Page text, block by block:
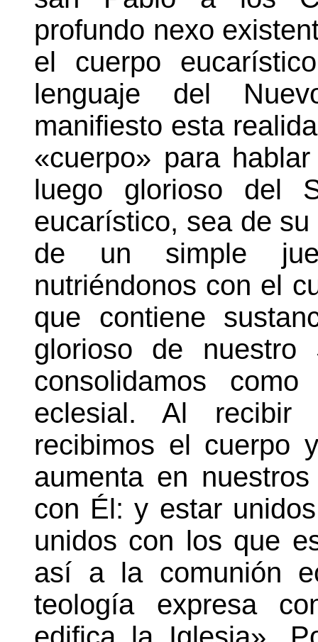
profundo nexo
el cuerpo
lenguaje del
manifiesto esta
«cuerpo» para
luego glorioso del
eucarístico, sea de
de un simple
nutriéndonos con el
que contiene
glorioso de
consolidamos
eclesial. Al recibir
recibimos el cuerpo
aumenta en
con Él: y estar
unidos con los que
así a la comunión
teología expresa